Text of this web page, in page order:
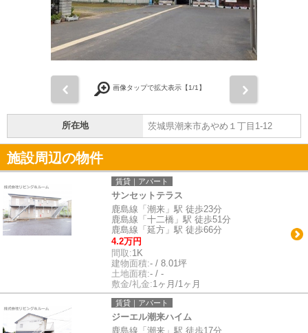
画像タップで拡大表示【1/1】
所在地 茨城県潮来市あやめ１丁目1-12
施設周辺の物件
賃貸｜アパート
サンセットテラス
鹿島線「潮来」駅 徒歩23分
鹿島線「十二橋」駅 徒歩51分
鹿島線「延方」駅 徒歩66分
4.2万円
間取:1K
建物面積:- / 8.01坪
土地面積:- / -
敷金/礼金:1ヶ月/1ヶ月
賃貸｜アパート
ジーエル潮来ハイム
鹿島線「潮来」駅 徒歩17分